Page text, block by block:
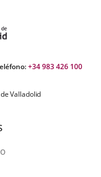
+34 983 426 100
Valladolid